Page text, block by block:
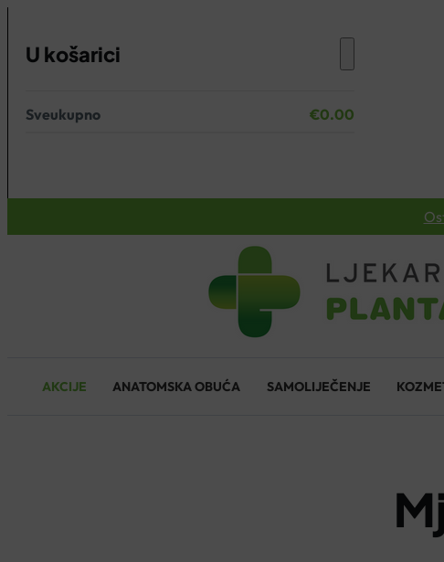
U košarici
Nema proizvoda u košarici.
Sveukupno €0.00
AKCIJE ANATOMSKA OBUĆA SAMOLIJEČENJE